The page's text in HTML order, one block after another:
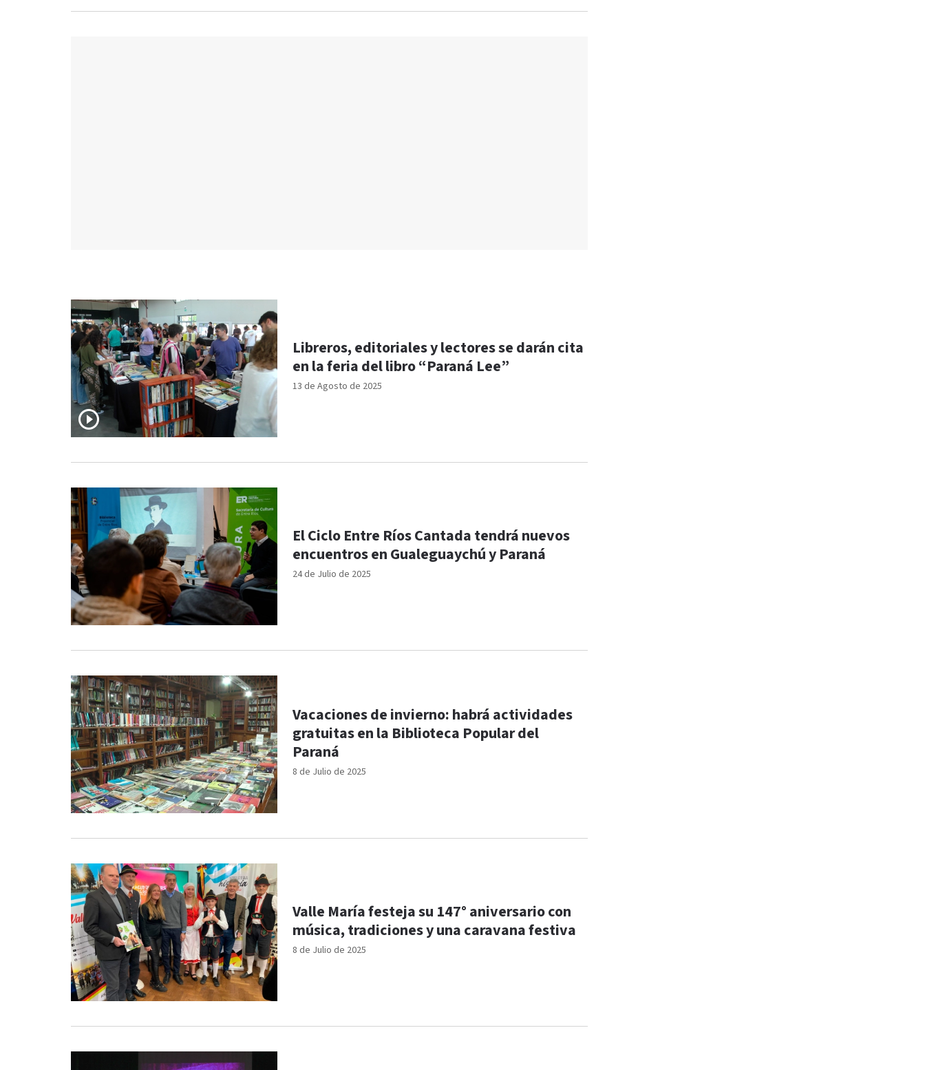
13 de Agosto de 2025
Libreros, editoriales y lectores se darán cita
en la feria del libro “Paraná Lee”
24 de Julio de 2025
El Ciclo Entre Ríos Cantada tendrá nuevos
encuentros en Gualeguaychú y Paraná
8 de Julio de 2025
Vacaciones de invierno: habrá actividades
gratuitas en la Biblioteca Popular del
Paraná
8 de Julio de 2025
Valle María festeja su 147° aniversario con
música, tradiciones y una caravana festiva